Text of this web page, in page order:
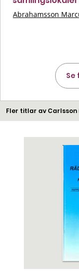
Abrahamsson
Se
Fler titlar av Carlsson